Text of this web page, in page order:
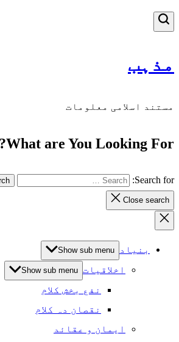
مذہب
مستند اسلامی معلومات
What are You Looking For?
Search for:
Close search
بنیاد Show sub menu
اخلاقیات Show sub menu
نفع بخش کلام
نقصان دہ کلام
ایمان و عقائد